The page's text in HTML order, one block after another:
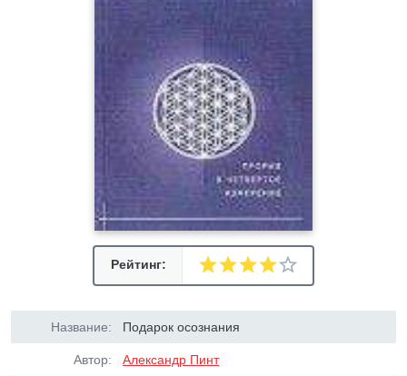
Рейтинг:
Название: Подарок осознания
Автор: Александр Пинт